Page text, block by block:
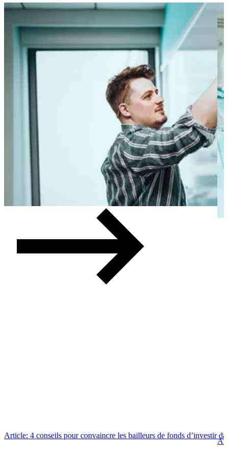
Article: 4 conseils pour convaincre les bailleurs de fonds d’investir